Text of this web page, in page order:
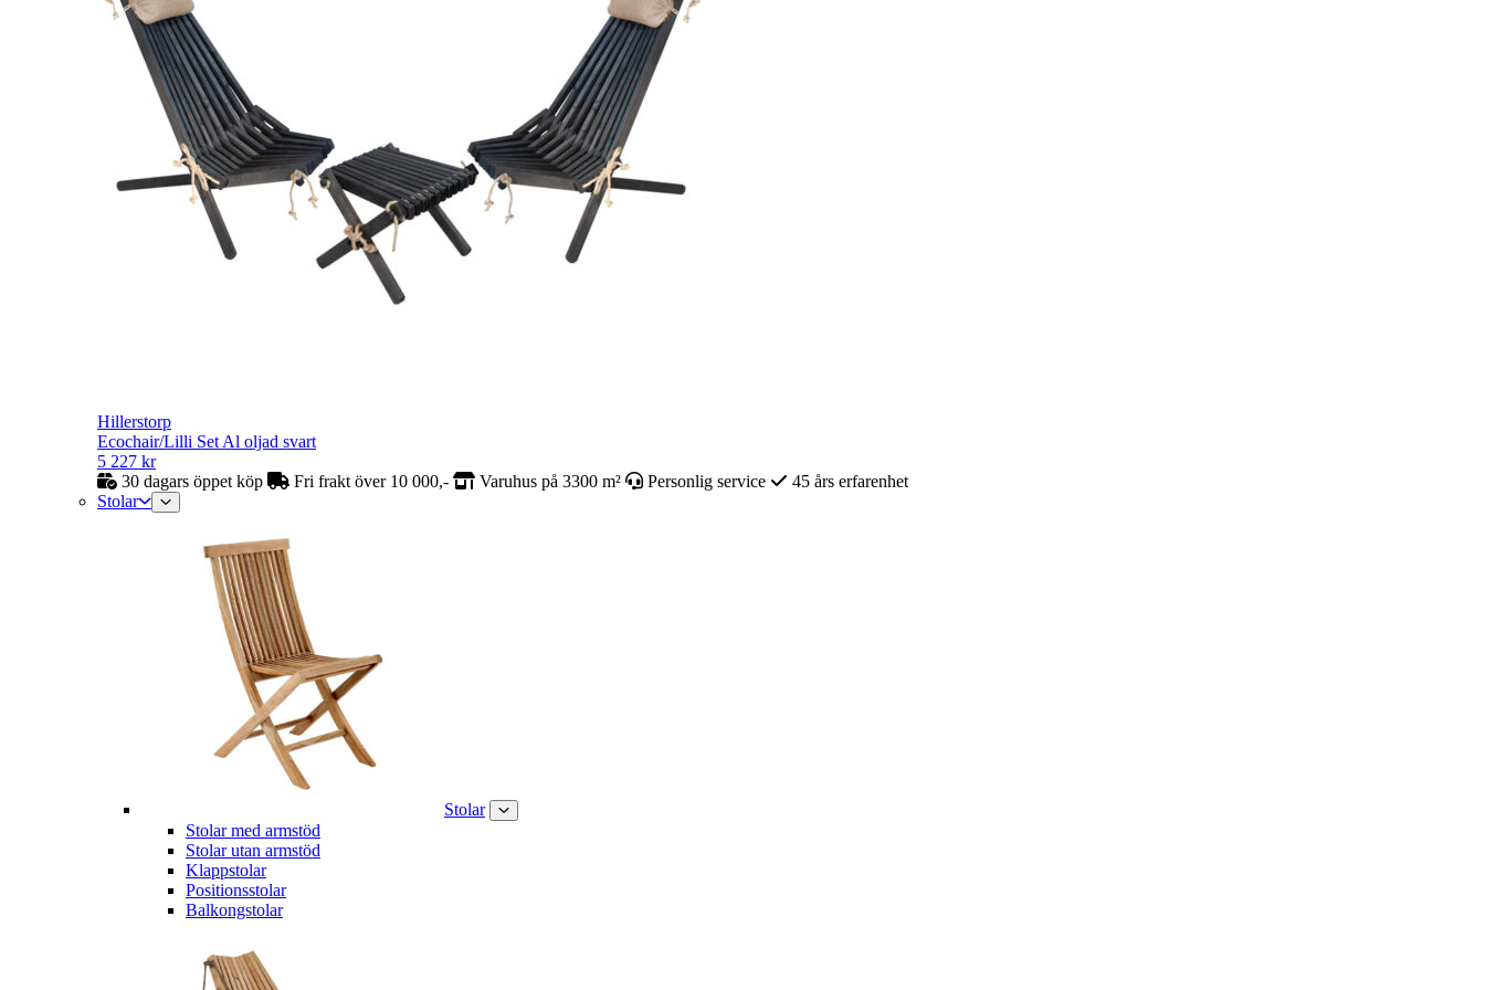
Hillerstorp
Ecochair/Lilli Set Al oljad svart
5 227 kr
30 dagars öppet köp
Fri frakt över 10 000,- Varuhus på 3300 m² Personlig service
45 års erfarenhet
Stolar
Stolar
Stolar med armstöd
Stolar utan armstöd
Klappstolar
Positionsstolar
Balkongstolar